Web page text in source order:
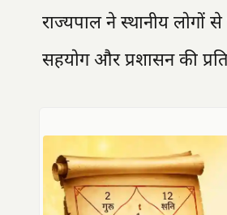
राज्यपाल ने स्थानीय
सहयोग और प्रशासन की